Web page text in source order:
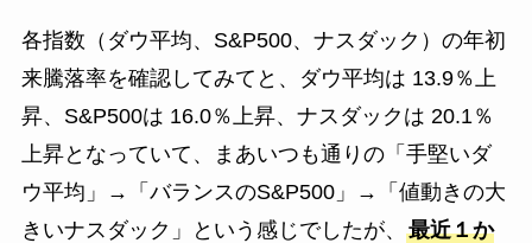
各指数（ダウ平均、S&P500、ナスダック）の年初
来騰落率を確認してみてと、ダウ平均は 13.9％上
昇、S&P500は 16.0％上昇、ナスダックは 20.1％
上昇となっていて、まあいつも通りの「手堅いダ
ウ平均」→「バランスのS&P500」→「値動きの大
きいナスダック」という感じでしたが、 最近１か